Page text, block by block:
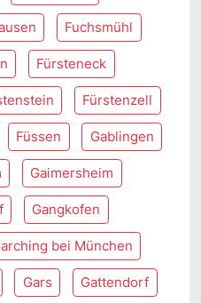
Fuchsmühl
Fürsteneck
Fürstenzell
Füssen Gablingen
Gaimersheim
Gangkofen
bei München
Gars Gattendorf